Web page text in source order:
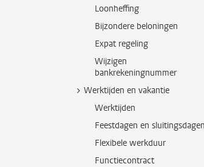
Loonheffing
Bijzondere beloningen
Expat regeling
Wijzigen
bankrekeningnummer
Werktijden en vakantie
Werktijden
Feestdagen en sluitingsdagen
Flexibele werkduur
Functiecontract